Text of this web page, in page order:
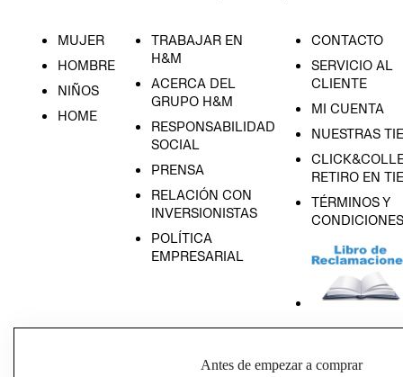
MUJER
HOMBRE
NIÑOS
HOME
TRABAJAR EN
H&M
ACERCA DEL
GRUPO H&M
RESPONSABILIDAD
SOCIAL
PRENSA
RELACIÓN CON
INVERSIONISTAS
POLÍTICA
EMPRESARIAL
CONTACTO
SERVICIO AL
CLIENTE
MI CUENTA
NUESTRAS
RETIRO EN
TÉRMINOS Y
CONDICIONES
PRIVACIDAD
Antes de empezar a comprar